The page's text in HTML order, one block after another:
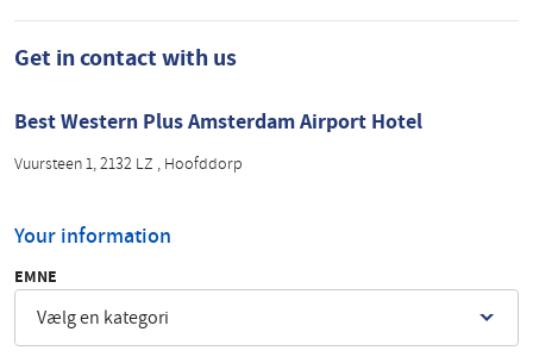
Get in contact with us
Best Western Plus Amsterdam Airport Hotel
Vuursteen 1, 2132 LZ , Hoofddorp
Your information
EMNE
Vælg en kategori